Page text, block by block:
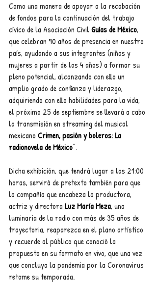
Como una manera de apoyar a la recabación
de fondos para la continuación del trabajo
cívico de la Asociación Civil Guías de México,
que celebran 90 años de presencia en nuestro
país, ayudando a sus integrantes (niñas y
mujeres a partir de los 4 años) a formar su
pleno potencial, alcanzando con ello un
amplio grado de confianza y liderazgo,
adquiriendo con ello habilidades para la vida,
el próximo 25 de septiembre se llevará a cabo
la transmisión en streaming del musical
mexicano Crimen, pasión y boleros: La
radionovela de México”.
Dicha exhibición, que tendrá lugar a las 21:00
horas, servirá de pretexto también para que
la compañía que encabeza la productora,
actriz y directora Luz María Meza, una
luminaria de la radio con más de 35 años de
trayectoria, reaparezca en el plano artístico
y recuerde al público que conoció la
propuesta en su formato en vivo, que una vez
que concluya la pandemia por la Coronavirus
retome su temporada.